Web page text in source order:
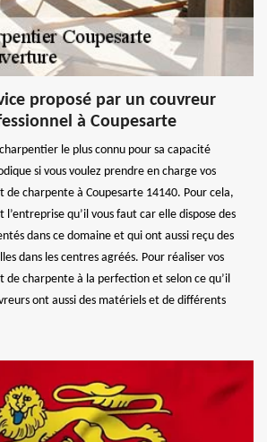
proposé par un couvreur
à Coupesarte
le plus connu pour sa capacité
si vous voulez prendre en charge vos
charpente à Coupesarte 14140. Pour cela,
qu’il vous faut car elle dispose des
dans ce domaine et qui ont aussi reçu des
dans les centres agréés. Pour réaliser vos
charpente à la perfection et selon ce qu’il
ont aussi des matériels et de différents